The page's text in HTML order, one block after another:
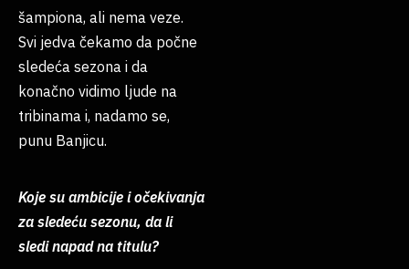
šampiona, ali nema veze.
Svi jedva čekamo da počne
sledeća sezona i da
konačno vidimo ljude na
tribinama i, nadamo se,
punu Banjicu.
Koje su ambicije i očekivanja
za sledeću sezonu, da li
sledi napad na titulu?